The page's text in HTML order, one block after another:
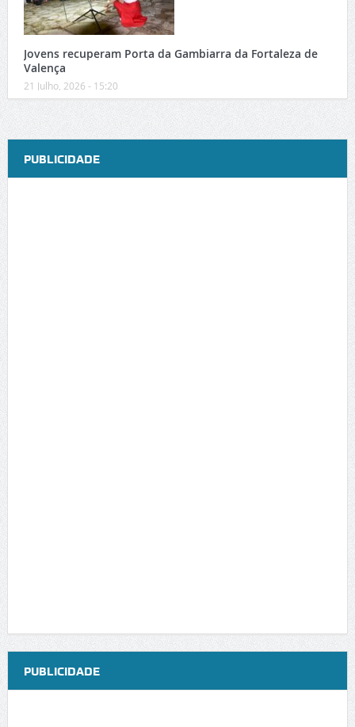
Jovens recuperam Porta da Gambiarra da Fortaleza de
Valença
21 Julho, 2026 - 15:20
PUBLICIDADE
PUBLICIDADE